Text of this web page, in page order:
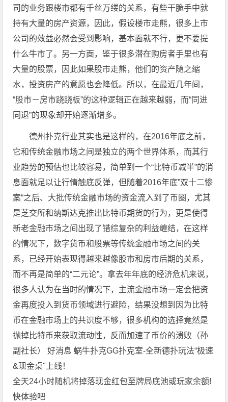
司的业务跟楼市都有千丝万缕的关系，有些干脆手中就
持有大量的房产资源，因此，假设楼市走熊，很多上市
公司的效益必然会受到影响，基本面就不行，更不要提
什么牛市了。另一方面，鉴于很多潜在购房者手里也有
大量的股票，因此如果股市走熊，他们的资产随之缩
水，投资房产的意愿也会降低。所以，在最近几年间，
“股市－房市跷跷板”的这种逻辑正在越来越弱，而“同进
同退”的现象却开始逐渐增多。
德州扑克行业其实也是这样的，在2016年底之前，
它和传统金融市场之间是独立的两个世界体系，而其行
业趋势的预估也比较容易，简单到一个“比特币减半”的消
息面就足以让行情触底反弹，但随着2016年底”双十二惨
案“之后、大批传统金融市场的资金流入到了币圈，尤其
是芝交所和纳斯达克推出比特币期货的行为，更是使得
新老金融市场之间出现了错综复杂的利益缠结，在这样
的情况下，数字货币和股票等传统金融市场之间的关
系，已经开始表现得越来越像股市和房市后期的关系，
而不再是简单的“二元论”。拿去年年底的经济危机来说，
很多人认为在当时的情况下，主流金融市场一定会把资
金再度投入到货币领域进行避险，结果没想到因为比特
币在金融市场上的共识度不够，很多机构的选择竟然是
抛掉比特币来获取流动性，反而加速了币价的溃败（孙
副社长） 好消息 蜗牛扑克GG扑克室-全新德扑玩法“极速
&现金桌"上线！
全天24小时随机将掉落现金红包至牌局底池或玩家余额!
快体验吧